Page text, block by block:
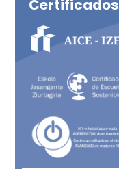
Certificados